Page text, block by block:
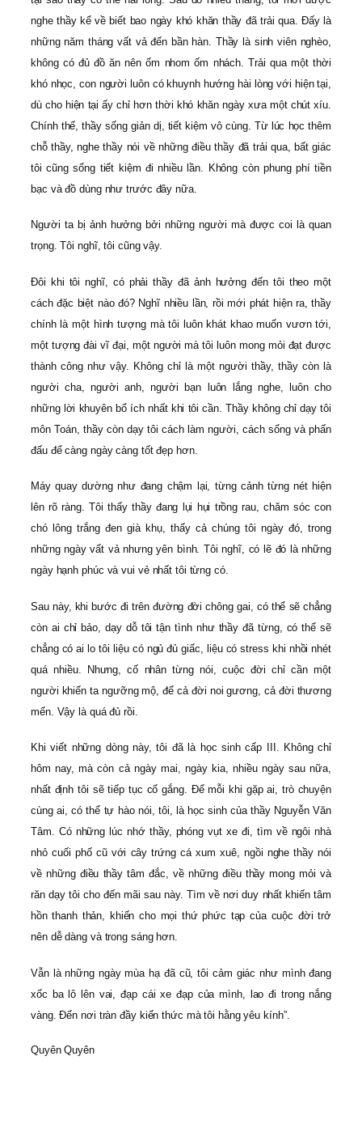
nghe thầy kể về biết bao ngày khó khăn thầy đã trải qua. Đấy là
những năm tháng vất vả đến bần hàn. Thầy là sinh viên nghèo,
không có đủ đồ ăn nên ốm nhom ốm nhách. Trải qua một thời
khó nhọc, con người luôn có khuynh hướng hài lòng với hiện tại,
dù cho hiện tại ấy chỉ hơn thời khó khăn ngày xưa một chút xíu.
Chính thế, thầy sống giản dị, tiết kiệm vô cùng. Từ lúc học thêm
chỗ thầy, nghe thầy nói về những điều thầy đã trải qua, bất giác
tôi cũng sống tiết kiệm đi nhiều lần. Không còn phung phí tiền
bạc và đồ dùng như trước đây nữa.
Người ta bị ảnh hưởng bởi những người mà được coi là quan
trọng. Tôi nghĩ, tôi cũng vậy.
Đôi khi tôi nghĩ, có phải thầy đã ảnh hưởng đến tôi theo một
cách đặc biệt nào đó? Nghĩ nhiều lần, rồi mới phát hiện ra, thầy
chính là một hình tượng mà tôi luôn khát khao muốn vươn tới,
một tượng đài vĩ đại, một người mà tôi luôn mong mỏi đạt được
thành công như vậy. Không chỉ là một người thầy, thầy còn là
người cha, người anh, người bạn luôn lắng nghe, luôn cho
những lời khuyên bổ ích nhất khi tôi cần. Thầy không chỉ dạy tôi
môn Toán, thầy còn dạy tôi cách làm người, cách sống và phấn
đấu để càng ngày càng tốt đẹp hơn.
Máy quay dường như đang chậm lại, từng cảnh từng nét hiện
lên rõ ràng. Tôi thấy thầy đang lụi hụi trồng rau, chăm sóc con
chó lông trắng đen già khụ, thấy cả chúng tôi ngày đó, trong
những ngày vất vả nhưng yên bình. Tôi nghĩ, có lẽ đó là những
ngày hạnh phúc và vui vẻ nhất tôi từng có.
Sau này, khi bước đi trên đường đời chông gai, có thể sẽ chẳng
còn ai chỉ bảo, dạy dỗ tôi tận tình như thầy đã từng, có thể sẽ
chẳng có ai lo tôi liệu có ngủ đủ giấc, liệu có stress khi nhồi nhét
quá nhiều. Nhưng, cố nhân từng nói, cuộc đời chỉ cần một
người khiến ta ngưỡng mộ, để cả đời noi gương, cả đời thương
mến. Vậy là quá đủ rồi.
Khi viết những dòng này, tôi đã là học sinh cấp III. Không chỉ
hôm nay, mà còn cả ngày mai, ngày kia, nhiều ngày sau nữa,
nhất định tôi sẽ tiếp tục cố gắng. Để mỗi khi gặp ai, trò chuyện
cùng ai, có thể tự hào nói, tôi, là học sinh của thầy Nguyễn Văn
Tâm. Có những lúc nhớ thầy, phóng vụt xe đi, tìm về ngôi nhà
nhỏ cuối phố cũ với cây trứng cá xum xuê, ngồi nghe thầy nói
về những điều thầy tâm đắc, về những điều thầy mong mỏi và
răn dạy tôi cho đến mãi sau này. Tìm về nơi duy nhất khiến tâm
hồn thanh thản, khiến cho mọi thứ phức tạp của cuộc đời trở
nên dễ dàng và trong sáng hơn.
Vẫn là những ngày mùa hạ đã cũ, tôi cảm giác như mình đang
xốc ba lô lên vai, đạp cái xe đạp của mình, lao đi trong nắng
vàng. Đến nơi tràn đầy kiến thức mà tôi hằng yêu kính”.
Quyên Quyên